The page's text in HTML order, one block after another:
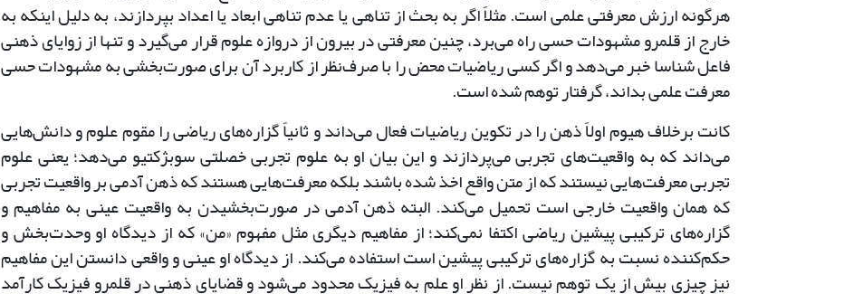
هرگونه ارزش معرفتی علمی است. مثلاً اگر به بحث از تناهی یا عدم تناهی ابعاد یا اعداد بپردازند، به دلیل اینکه به
خارج از قلمرو مشهودات حسی راه می‌برد، چنین معرفتی در بیرون از دروازه علوم قرار می‌گیرد و تنها از زوایای ذهنی
فاعل شناسا خبر می‌دهد و اگر کسی ریاضیات محض را با صرف‌نظر از کاربرد آن برای صورت‌بخشی به مشهودات حسی
معرفت علمی بداند، گرفتار توهم شده است.
کانت برخلاف هیوم اولاً ذهن را در تکوین ریاضیات فعال می‌داند و ثانیاً گزاره‌های ریاضی را مقوم علوم و دانش‌هایی
می‌داند که به واقعیت‌های تجربی می‌پردازند و این بیان او به علوم تجربی خصلتی سوبژکتیو می‌دهد؛ یعنی علوم
تجربی معرفت‌هایی نیستند که از متن واقع اخذ شده باشند بلکه معرفت‌هایی هستند که ذهن آدمی بر واقعیت تجربی
که همان واقعیت خارجی است تحمیل می‌کند. البته ذهن آدمی در صورت‌بخشیدن به واقعیت عینی به مفاهیم و
گزاره‌های ترکیبی پیشین ریاضی اکتفا نمی‌کند؛ از مفاهیم دیگری مثل مفهوم «من» که از دیدگاه او وحدت‌بخش و
حکم‌کننده نسبت به گزاره‌های ترکیبی پیشین است استفاده می‌کند. از دیدگاه او عینی و واقعی دانستن این مفاهیم
نیز چیزی بیش از یک توهم نیست. از نظر او علم به فیزیک محدود می‌شود و قضایای ذهنی در قلمرو فیزیک کارآمد